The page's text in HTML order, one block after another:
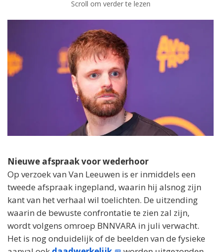
Scroll om verder te lezen
Nieuwe afspraak voor wederhoor
Op verzoek van Van Leeuwen is er inmiddels een
tweede afspraak ingepland, waarin hij alsnog zijn
kant van het verhaal wil toelichten. De uitzending
waarin de bewuste confrontatie te zien zal zijn,
wordt volgens omroep BNNVARA in juli verwacht.
Het is nog onduidelijk of de beelden van de fysieke